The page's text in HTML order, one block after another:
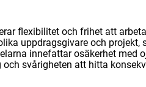
flexibilitet och frihet att
uppdragsgivare och projekt,
innefattar osäkerhet med
svårigheten att hitta